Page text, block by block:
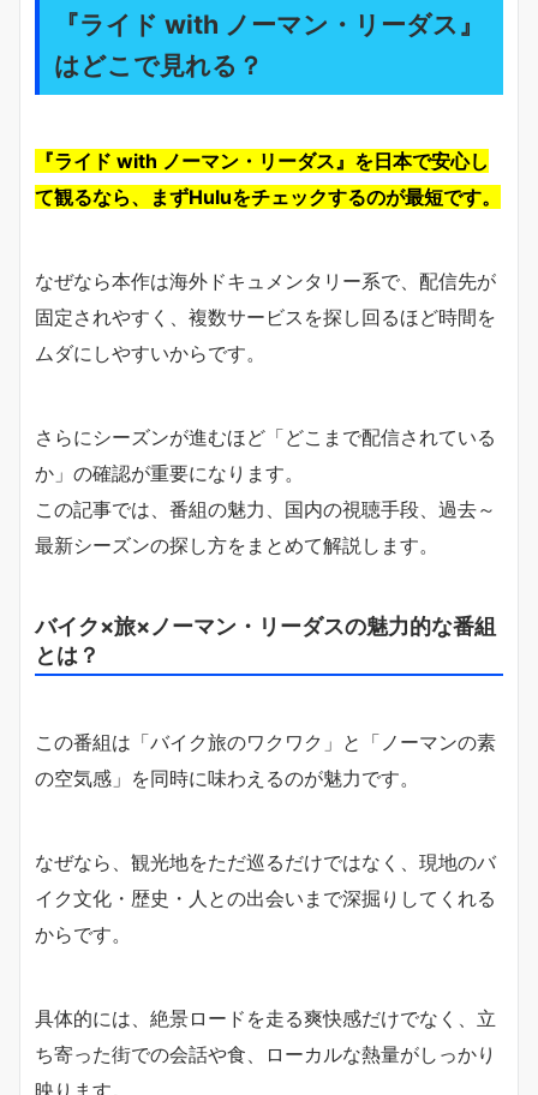
『ライド with ノーマン・リーダス』
はどこで見れる？
『ライド with ノーマン・リーダス』を日本で安心し
て観るなら、まずHuluをチェックするのが最短です。
なぜなら本作は海外ドキュメンタリー系で、配信先が
固定されやすく、複数サービスを探し回るほど時間を
ムダにしやすいからです。
さらにシーズンが進むほど「どこまで配信されている
か」の確認が重要になります。
この記事では、番組の魅力、国内の視聴手段、過去～
最新シーズンの探し方をまとめて解説します。
バイク×旅×ノーマン・リーダスの魅力的な番組
とは？
この番組は「バイク旅のワクワク」と「ノーマンの素
の空気感」を同時に味わえるのが魅力です。
なぜなら、観光地をただ巡るだけではなく、現地のバ
イク文化・歴史・人との出会いまで深掘りしてくれる
からです。
具体的には、絶景ロードを走る爽快感だけでなく、立
ち寄った街での会話や食、ローカルな熱量がしっかり